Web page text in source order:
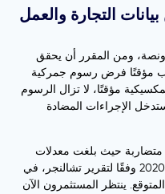
التجارة والعمل
2,900 دولار للأونصة، ومن المقرر أن يحقق
مؤقتًا فرض رسوم جمركية
مؤقتًا، لا تزال الرسوم
ستدخل الإجراءات المضادة
متضاربة حيث بلغت معدلات
تسريح العمال أعلى مستوى لها في عام 2020 وفقًا لتقرير تشالنجر، في
ينتظر المستثمرون الآن